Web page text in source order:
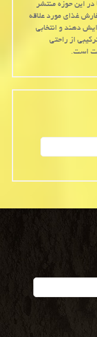
این حوزه منتشر
غذای مورد علاقه
دهند و انتخابی
از راحتی
است.